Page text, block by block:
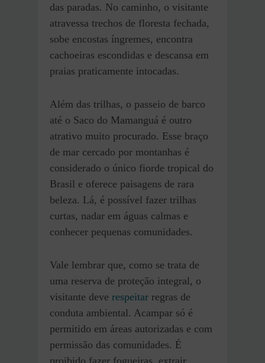
das paradas. No caminho, o visitante
atravessa trechos de floresta fechada,
sobe encostas íngremes, encontra
cachoeiras escondidas e descansa em
praias praticamente intocadas.
Além das trilhas, o passeio de barco
até o Saco do Mamanguá é outro
atrativo muito procurado. Esse braço
de mar cercado por montanhas é
considerado o único fiorde tropical do
Brasil e oferece paisagens de rara
beleza. Lá, é possível fazer trilhas
curtas, nadar em águas calmas e
conhecer pequenas comunidades.
Vale lembrar que, como se trata de
uma reserva de proteção integral, o
visitante deve respeitar regras de
conduta ambiental. Acampar só é
permitido em áreas autorizadas e com
permissão das comunidades. É
proibido fazer fogueiras, extrair